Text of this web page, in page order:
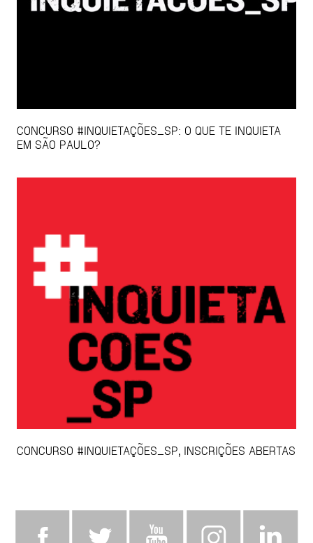
CONCURSO #INQUIETAÇÕES_SP: O QUE TE INQUIETA
EM SÃO PAULO?
CONCURSO #INQUIETAÇÕES_SP, INSCRIÇÕES ABERTAS